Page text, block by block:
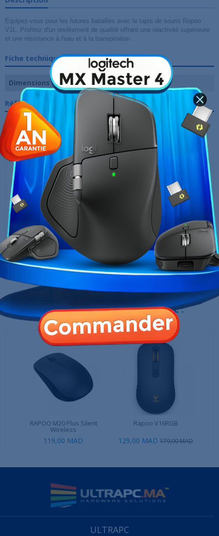
Equipez-vous pour les futures batailles avec le tapis de souris Rapoo
V1L. Profitez d'un revêtement de qualité offrant une réactivité supérieure
et une résistance à l'eau et à la transpiration.
Fiche technique
Dimensions 300 x 255 mm
Références spécifiques
10 AUTRES PRODUITS DANS LA MÊME
CATÉGORIE :
SteelSeries QcK Prism
Cloth...
590,00 MAD
HyperX Pulsefire Mat (M)
119,00 MAD
‹ ›
LES CLIENTS QUI ONT ACHETÉ CE
PRODUIT ONT ÉGALEMENT ACHETÉ :
RAPOO M20 Plus Silent
Wireless
119,00 MAD
Rapoo V16RGB
129,00 MAD 179,00 MAD
ULTRAPC